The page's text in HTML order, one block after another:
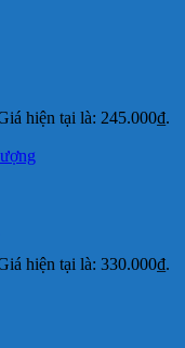
hiện tại là: 245.000₫.
hiện tại là: 330.000₫.